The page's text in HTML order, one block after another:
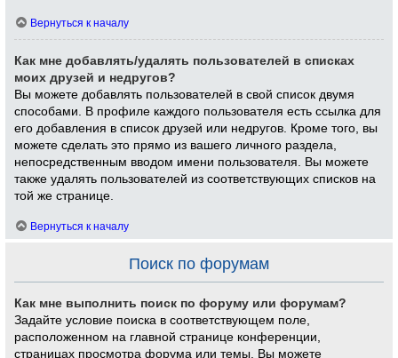
Вернуться к началу
Как мне добавлять/удалять пользователей в списках
моих друзей и недругов?
Вы можете добавлять пользователей в свой список двумя
способами. В профиле каждого пользователя есть ссылка для
его добавления в список друзей или недругов. Кроме того, вы
можете сделать это прямо из вашего личного раздела,
непосредственным вводом имени пользователя. Вы можете
также удалять пользователей из соответствующих списков на
той же странице.
Вернуться к началу
Поиск по форумам
Как мне выполнить поиск по форуму или форумам?
Задайте условие поиска в соответствующем поле,
расположенном на главной странице конференции,
страницах просмотра форума или темы. Вы можете